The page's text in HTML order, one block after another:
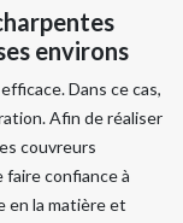
environs
Dans ce cas,
Afin de réaliser
couvreurs
confiance à
en la matière et